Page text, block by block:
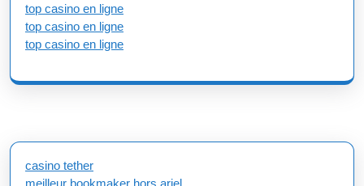
top casino en ligne
top casino en ligne
top casino en ligne
casino tether
meilleur bookmaker hors arjel